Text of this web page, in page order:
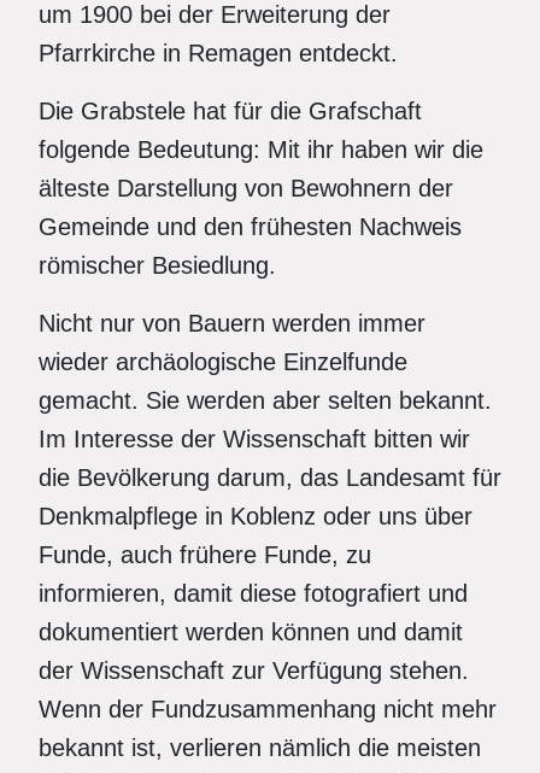
um 1900 bei der Erweiterung der
Pfarrkirche in Remagen entdeckt.
Die Grabstele hat für die Grafschaft
folgende Bedeutung: Mit ihr haben wir die
älteste Darstellung von Bewohnern der
Gemeinde und den frühesten Nachweis
römischer Besiedlung.
Nicht nur von Bauern werden immer
wieder archäologische Einzelfunde
gemacht. Sie werden aber selten bekannt.
Im Interesse der Wissenschaft bitten wir
die Bevölkerung darum, das Landesamt für
Denkmalpflege in Koblenz oder uns über
Funde, auch frühere Funde, zu
informieren, damit diese fotografiert und
dokumentiert werden können und damit
der Wissenschaft zur Verfügung stehen.
Wenn der Fundzusammenhang nicht mehr
bekannt ist, verlieren nämlich die meisten